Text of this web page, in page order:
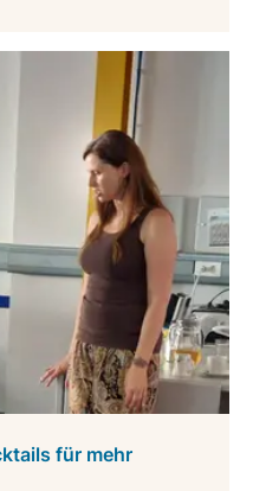
für mehr